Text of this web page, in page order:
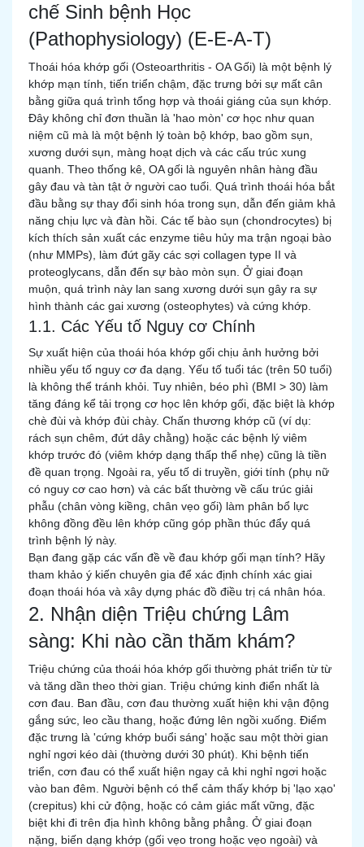
chế Sinh bệnh Học
(Pathophysiology) (E-E-A-T)
Thoái hóa khớp gối (Osteoarthritis - OA Gối) là một bệnh lý
khớp mạn tính, tiến triển chậm, đặc trưng bởi sự mất cân
bằng giữa quá trình tổng hợp và thoái giáng của sụn khớp.
Đây không chỉ đơn thuần là 'hao mòn' cơ học như quan
niệm cũ mà là một bệnh lý toàn bộ khớp, bao gồm sụn,
xương dưới sụn, màng hoạt dịch và các cấu trúc xung
quanh. Theo thống kê, OA gối là nguyên nhân hàng đầu
gây đau và tàn tật ở người cao tuổi. Quá trình thoái hóa bắt
đầu bằng sự thay đổi sinh hóa trong sụn, dẫn đến giảm khả
năng chịu lực và đàn hồi. Các tế bào sụn (chondrocytes) bị
kích thích sản xuất các enzyme tiêu hủy ma trận ngoại bào
(như MMPs), làm đứt gãy các sợi collagen type II và
proteoglycans, dẫn đến sự bào mòn sụn. Ở giai đoạn
muộn, quá trình này lan sang xương dưới sụn gây ra sự
hình thành các gai xương (osteophytes) và cứng khớp.
1.1. Các Yếu tố Nguy cơ Chính
Sự xuất hiện của thoái hóa khớp gối chịu ảnh hưởng bởi
nhiều yếu tố nguy cơ đa dạng. Yếu tố tuổi tác (trên 50 tuổi)
là không thể tránh khỏi. Tuy nhiên, béo phì (BMI > 30) làm
tăng đáng kể tải trọng cơ học lên khớp gối, đặc biệt là khớp
chè đùi và khớp đùi chày. Chấn thương khớp cũ (ví dụ:
rách sụn chêm, đứt dây chằng) hoặc các bệnh lý viêm
khớp trước đó (viêm khớp dạng thấp thể nhẹ) cũng là tiền
đề quan trọng. Ngoài ra, yếu tố di truyền, giới tính (phụ nữ
có nguy cơ cao hơn) và các bất thường về cấu trúc giải
phẫu (chân vòng kiềng, chân vẹo gối) làm phân bổ lực
không đồng đều lên khớp cũng góp phần thúc đẩy quá
trình bệnh lý này.
Bạn đang gặp các vấn đề về đau khớp gối mạn tính? Hãy
tham khảo ý kiến chuyên gia để xác định chính xác giai
đoạn thoái hóa và xây dựng phác đồ điều trị cá nhân hóa.
2. Nhận diện Triệu chứng Lâm
sàng: Khi nào cần thăm khám?
Triệu chứng của thoái hóa khớp gối thường phát triển từ từ
và tăng dần theo thời gian. Triệu chứng kinh điển nhất là
cơn đau. Ban đầu, cơn đau thường xuất hiện khi vận động
gắng sức, leo cầu thang, hoặc đứng lên ngồi xuống. Điểm
đặc trưng là 'cứng khớp buổi sáng' hoặc sau một thời gian
nghỉ ngơi kéo dài (thường dưới 30 phút). Khi bệnh tiến
triển, cơn đau có thể xuất hiện ngay cả khi nghỉ ngơi hoặc
vào ban đêm. Người bệnh có thể cảm thấy khớp bị 'lạo xạo'
(crepitus) khi cử động, hoặc có cảm giác mất vững, đặc
biệt khi đi trên địa hình không bằng phẳng. Ở giai đoạn
nặng, biến dạng khớp (gối vẹo trong hoặc vẹo ngoài) và